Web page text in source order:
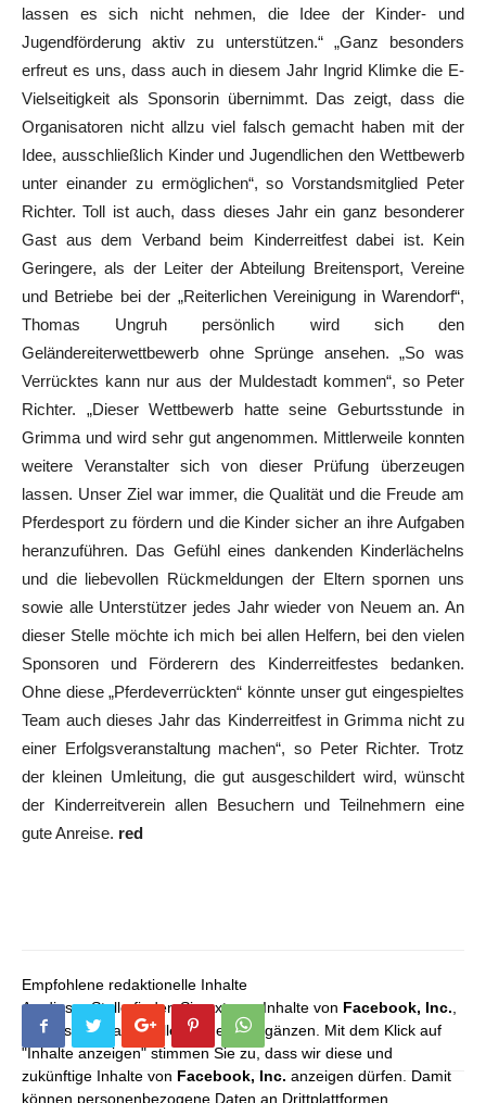
lassen es sich nicht nehmen, die Idee der Kinder- und
Jugendförderung aktiv zu unterstützen.“ „Ganz besonders
erfreut es uns, dass auch in diesem Jahr Ingrid Klimke die E-
Vielseitigkeit als Sponsorin übernimmt. Das zeigt, dass die
Organisatoren nicht allzu viel falsch gemacht haben mit der
Idee, ausschließlich Kinder und Jugendlichen den Wettbewerb
unter einander zu ermöglichen“, so Vorstandsmitglied Peter
Richter. Toll ist auch, dass dieses Jahr ein ganz besonderer
Gast aus dem Verband beim Kinderreitfest dabei ist. Kein
Geringere, als der Leiter der Abteilung Breitensport, Vereine
und Betriebe bei der „Reiterlichen Vereinigung in Warendorf“,
Thomas Ungruh persönlich wird sich den
Geländereiterwettbewerb ohne Sprünge ansehen. „So was
Verrücktes kann nur aus der Muldestadt kommen“, so Peter
Richter. „Dieser Wettbewerb hatte seine Geburtsstunde in
Grimma und wird sehr gut angenommen. Mittlerweile konnten
weitere Veranstalter sich von dieser Prüfung überzeugen
lassen. Unser Ziel war immer, die Qualität und die Freude am
Pferdesport zu fördern und die Kinder sicher an ihre Aufgaben
heranzuführen. Das Gefühl eines dankenden Kinderlächelns
und die liebevollen Rückmeldungen der Eltern spornen uns
sowie alle Unterstützer jedes Jahr wieder von Neuem an. An
dieser Stelle möchte ich mich bei allen Helfern, bei den vielen
Sponsoren und Förderern des Kinderreitfestes bedanken.
Ohne diese „Pferdeverrückten“ könnte unser gut eingespieltes
Team auch dieses Jahr das Kinderreitfest in Grimma nicht zu
einer Erfolgsveranstaltung machen“, so Peter Richter. Trotz
der kleinen Umleitung, die gut ausgeschildert wird, wünscht
der Kinderreitverein allen Besuchern und Teilnehmern eine
gute Anreise. red
Empfohlene redaktionelle Inhalte
An dieser Stelle finden Sie externe Inhalte von Facebook, Inc.
die unser redaktionelles Angebot ergänzen. Mit dem Klick auf
"Inhalte anzeigen" stimmen Sie zu, dass wir diese und
zukünftige Inhalte von Facebook, Inc. anzeigen dürfen. Damit
können personenbezogene Daten an Drittplattformen